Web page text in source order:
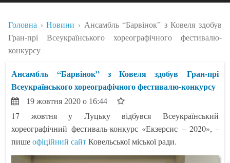
БЛОГИ
Головна Новини
Ансамбль “Барвінок” з Ковеля здобув
Гран-прі Всеукраїнського хореографічного фестивалю-
конкурсу
Ансамбль “Барвінок” з Ковеля здобув Гран-прі
Всеукраїнського хореографічного фестивалю-конкурсу
19 жовтня 2020 о 16:44
17 жовтня у Луцьку відбувся Всеукраїнський
хореографічний фестиваль-конкурс «Екзерсис – 2020», -
пишеофіційний сайтКовельської міської ради.